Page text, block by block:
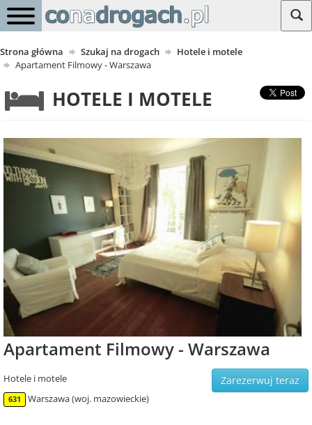
Strona główna Szukaj na drogach
Hotele i motele
Apartament Filmowy - Warszawa
HOTELE I MOTELE
Apartament Filmowy - Warszawa
Zarezerwuj teraz
Hotele i motele
631 Warszawa (woj. mazowieckie)